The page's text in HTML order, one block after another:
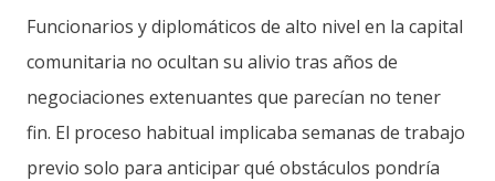
Funcionarios y diplomáticos de alto nivel en la capital
comunitaria no ocultan su alivio tras años de
negociaciones extenuantes que parecían no tener
fin. El proceso habitual implicaba semanas de trabajo
previo solo para anticipar qué obstáculos pondría